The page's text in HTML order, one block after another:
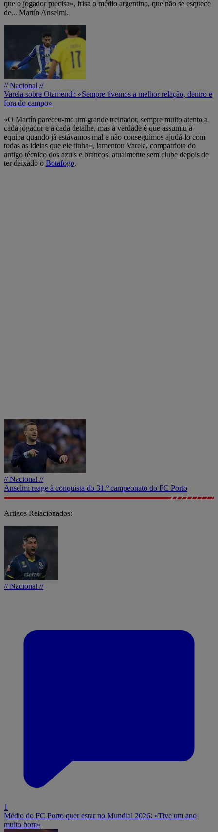
que o jogador precisa», frisa o médio argentino, que não se esquece
de... Martín Anselmi.
// Nacional //
Varela sobre Otamendi: «Sempre tivemos a melhor relação, dentro e
fora do campo»
«O Martín pareceu-me um grande treinador, sempre muito atento a
cada jogador e a cada detalhe, mas a verdade é que assumiu a
equipa quando já estávamos mal e não conseguimos ajudá-lo com
todas as ideias que ele tinha», lamentou Varela, compatriota do
antigo técnico dos azuis e brancos, atualmente sem clube depois de
ter deixado o Botafogo.
// Nacional //
Anselmi reage à conquista do 31.º campeonato do FC Porto
Artigos Relacionados:
// Nacional //
1
Médio do FC Porto quer estar no Mundial 2026: «Tive um ano
muito bom»